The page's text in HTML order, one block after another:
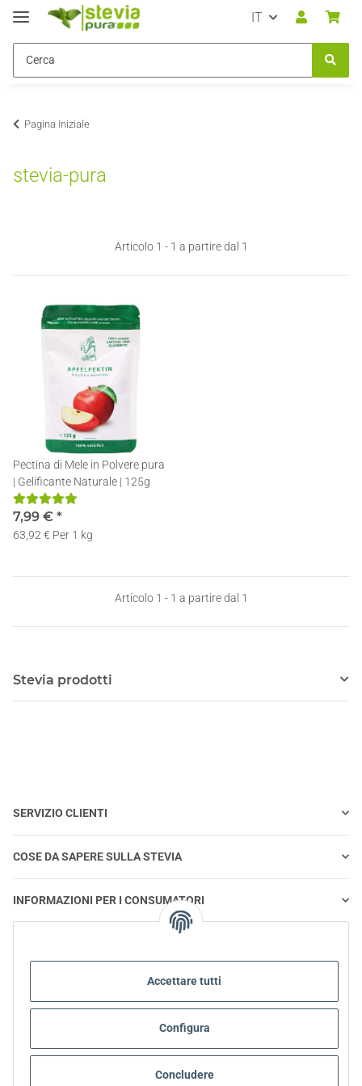
Accettare tutti
Configura
Concludere
IT
Pagina Iniziale
stevia-pura
Articolo 1 - 1 a partire dal 1
Pectina di Mele in Polvere pura
| Gelificante Naturale | 125g
7,99 € *
63,92 € Per 1 kg
Articolo 1 - 1 a partire dal 1
Stevia prodotti
SERVIZIO CLIENTI
COSE DA SAPERE SULLA STEVIA
INFORMAZIONI PER I CONSUMATORI
STEVIA | DOMANDE E RISPOSTE
INFORMAZIONI SUL PRODOTTO STEVIA